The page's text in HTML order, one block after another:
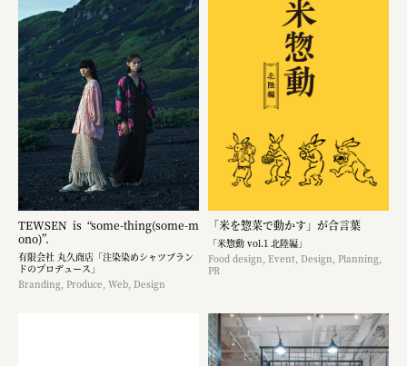
TEWSEN is “some-thing(some-m
ono)”.
有限会社 丸久商店「注染染めシャツブラン
ドのプロデュース」
Branding, Produce, Web, Design
「米を惣菜で動かす」が合言葉
「米惣動 vol.1 北陸編」
Food design, Event, Design, Planning,
PR